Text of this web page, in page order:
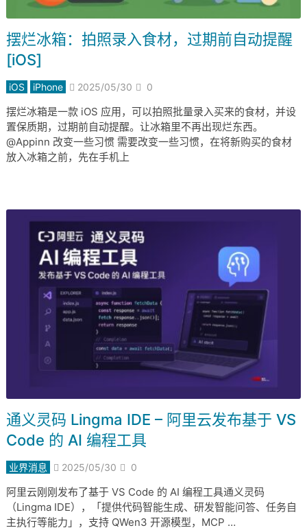
摆烂冰箱：拍照录入食材，过期前自动提醒
[iOS]
iOS iPhone 2025/05/30 0
摆烂冰箱是一款 iOS 应用，可以拍照批量录入买来的食材，并设
置保质期，过期前自动提醒。让冰箱里不再出现烂东西。
@Appinn 改变一些习惯 需要改变一些习惯，在将新购买的食材
放入冰箱之前，先在手机上
通义灵码 Lingma IDE – 阿里云发布基于 VS
Code 的 AI 编程工具
业界消息 2025/05/30 0
阿里云刚刚发布了基于 VS Code 的 AI 编程工具通义灵码
（Lingma IDE），「提供代码智能生成、研发智能问答、任务自
主执行等能力」，支持 QWen3 开源模型，MCP …